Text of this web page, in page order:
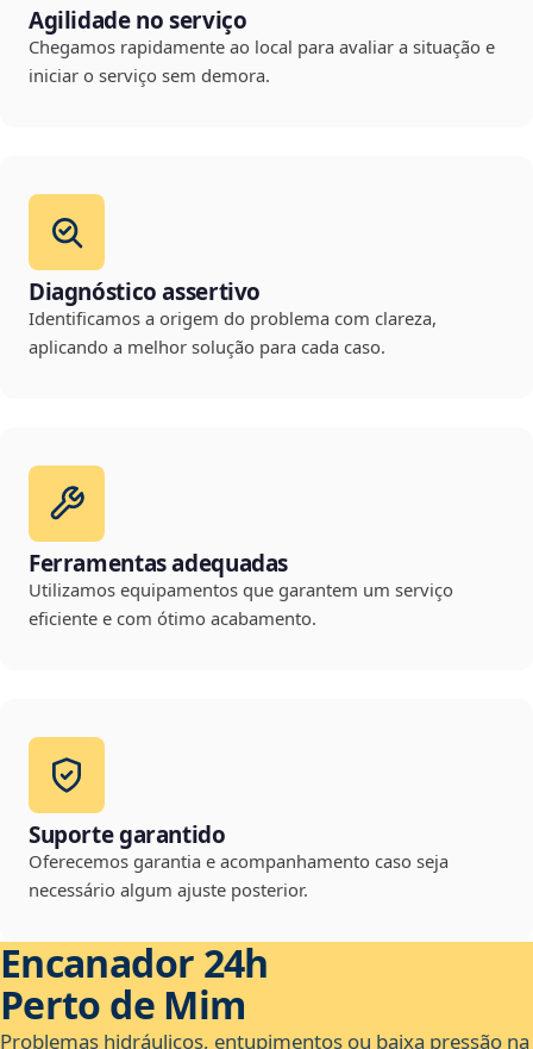
Agilidade no serviço
Chegamos rapidamente ao local para avaliar a situação e
iniciar o serviço sem demora.
Diagnóstico assertivo
Identificamos a origem do problema com clareza,
aplicando a melhor solução para cada caso.
Ferramentas adequadas
Utilizamos equipamentos que garantem um serviço
eficiente e com ótimo acabamento.
Suporte garantido
Oferecemos garantia e acompanhamento caso seja
necessário algum ajuste posterior.
Encanador 24h
Perto de Mim
Problemas hidráulicos, entupimentos ou baixa pressão na